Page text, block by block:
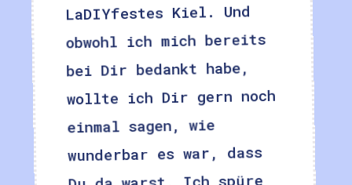
LaDIYfestes Kiel. Und
obwohl ich mich bereits
bei Dir bedankt habe,
wollte ich Dir gern noch
einmal sagen, wie
wunderbar es war, dass